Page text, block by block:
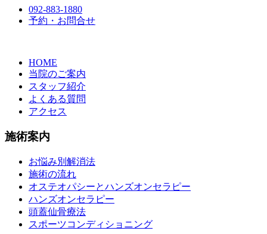
092-883-1880
予約・お問合せ
HOME
当院のご案内
スタッフ紹介
よくある質問
アクセス
施術案内
お悩み別解消法
施術の流れ
オステオパシーとハンズオンセラピー
ハンズオンセラピー
頭蓋仙骨療法
スポーツコンディショニング